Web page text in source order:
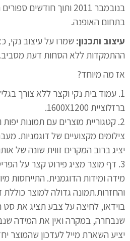
בנובמבר 2011 ותוך
בתחום האופנה.
עיצוב ותכנון: שמרו על עיצוב נקי,
ההתמקדות ללא הסחות דעת מסביב.
אז מה מיוחד?
1. עמוד בית נקי וקצר ללא צורך
ברזלוציית 1600X1200.
2. קטגוריית מוצרים עם תמונות
צילומים מקצועיים של דוגמניות.
יציג ברוב המקרים זווית שונה של
3. דף מוצר מציג פירוט קצר על
מידה ומידות הדוגמנית. התייחסות
והחזרות.תמונה גדולה למוצר כוללת
בוידאו, לחיצה על צבע תציג את
שנבחרה, במקרה ואין את המידה
יציע השארת מייל לעדכון שהמוצר